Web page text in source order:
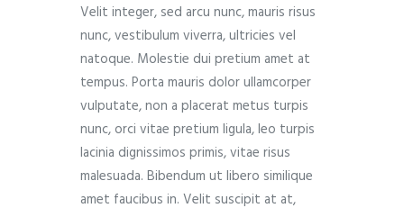
Velit integer, sed arcu nunc, mauris risus
nunc, vestibulum viverra, ultricies vel
natoque. Molestie dui pretium amet at
tempus. Porta mauris dolor ullamcorper
vulputate, non a placerat metus turpis
nunc, orci vitae pretium ligula, leo turpis
lacinia dignissimos primis, vitae risus
malesuada. Bibendum ut libero similique
amet faucibus in. Velit suscipit at at,